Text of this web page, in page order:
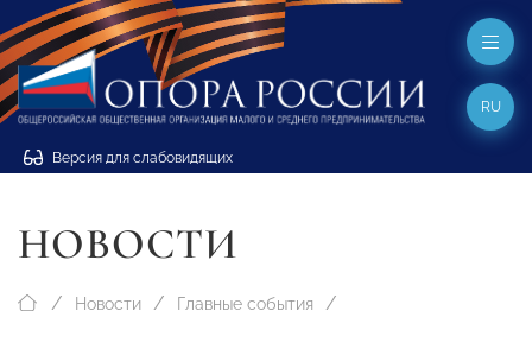
Версия для слабовидящих
RU
НОВОСТИ
Новости Главные события